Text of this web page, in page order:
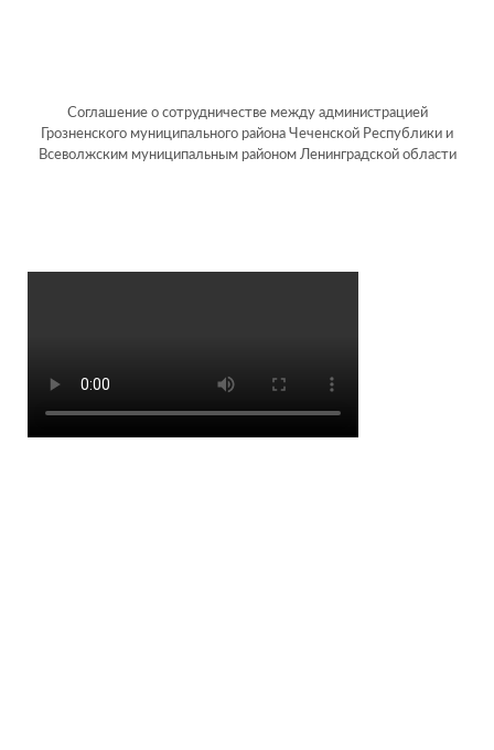
Соглашение о сотрудничестве между администрацией
Грозненского муниципального района Чеченской Республики и
Всеволжским муниципальным районом Ленинградской области